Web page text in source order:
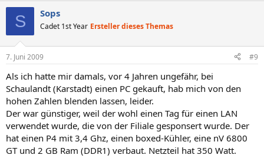
S Sops
Cadet 1st Year Ersteller dieses Themas
7. Juni 2009 #9
Als ich hatte mir damals, vor 4 Jahren ungefähr, bei
Schaulandt (Karstadt) einen PC gekauft, hab mich von den
hohen Zahlen blenden lassen, leider.
Der war günstiger, weil der wohl einen Tag für einen LAN
verwendet wurde, die von der Filiale gesponsert wurde. Der
hat einen P4 mit 3,4 Ghz, einen boxed-Kühler, eine nV 6800
GT und 2 GB Ram (DDR1) verbaut. Netzteil hat 350 Watt.